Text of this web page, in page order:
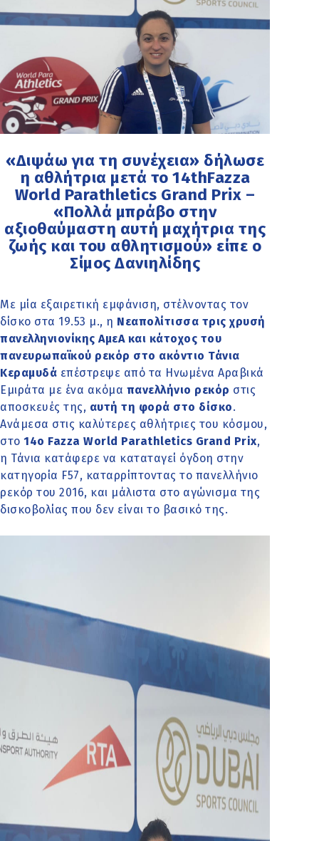
«Διψάω για τη συνέχεια» δήλωσε
η αθλήτρια μετά το 14thFazza
World Parathletics Grand Prix –
«Πολλά μπράβο στην
αξιοθαύμαστη αυτή μαχήτρια της
ζωής και του αθλητισμού» είπε ο
Σίμος Δανιηλίδης
Με μία εξαιρετική εμφάνιση, στέλνοντας τον
δίσκο στα 19.53 μ., η Νεαπολίτισσα τρις χρυσή
πανελληνιονίκης ΑμεΑ και κάτοχος του
πανευρωπαϊκού ρεκόρ στο ακόντιο Τάνια
Κεραμυδά επέστρεψε από τα Ηνωμένα Αραβικά
Εμιράτα με ένα ακόμα πανελλήνιο ρεκόρ στις
αποσκευές της, αυτή τη φορά στο δίσκο.
Ανάμεσα στις καλύτερες αθλήτριες του κόσμου,
στο 14ο Fazza World Parathletics Grand Prix,
η Τάνια κατάφερε να καταταγεί όγδοη στην
κατηγορία F57, καταρρίπτοντας το πανελλήνιο
ρεκόρ του 2016, και μάλιστα στο αγώνισμα της
δισκοβολίας που δεν είναι το βασικό της.